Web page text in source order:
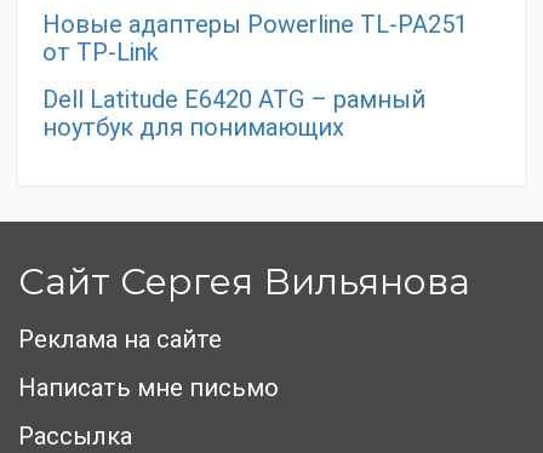
Новые адаптеры Powerline TL-PA251
от TP-Link
Dell Latitude E6420 ATG – рамный
ноутбук для понимающих
Сайт Сергея Вильянова
Реклама на сайте
Написать мне письмо
Рассылка